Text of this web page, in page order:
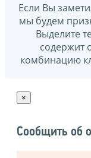
Если Вы
мы будем
Выделите
содержит
комбинацию
×
Сообщить об